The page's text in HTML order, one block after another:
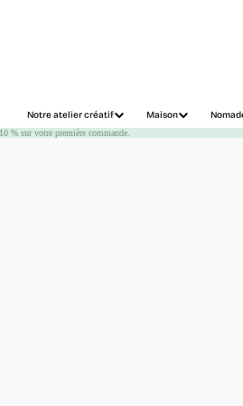
Notre atelier créatif Maison
% sur votre première commande.